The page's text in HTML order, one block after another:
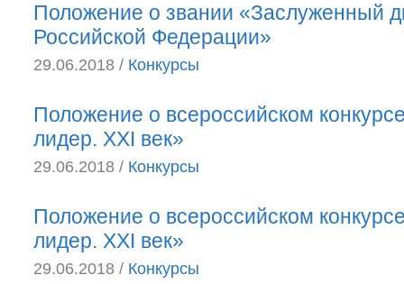
Положение о звании «Заслуженный
Российской Федерации»
29.06.2018 / Конкурсы
Положение о всероссийском
лидер. XXI век»
29.06.2018 / Конкурсы
Положение о всероссийском
лидер. XXI век»
29.06.2018 / Конкурсы